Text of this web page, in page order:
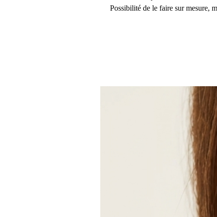
Possibilité de le faire sur mesure,